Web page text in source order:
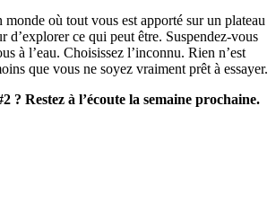
où tout vous est apporté sur un plateau
d’explorer ce qui peut être. Suspendez-vous
à l’eau. Choisissez l’inconnu. Rien n’est
que vous ne soyez vraiment prêt à essayer.
? Restez à l’écoute la semaine prochaine.